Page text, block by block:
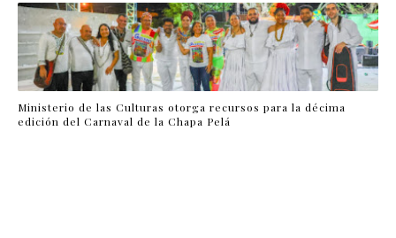
Ministerio de las Culturas otorga recursos para la décima
edición del Carnaval de la Chapa Pelá